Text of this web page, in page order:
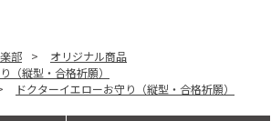
部 >
オリジナル商品
（縦型・合格祈願）
ドクターイエローお守り（縦型・合格祈願）